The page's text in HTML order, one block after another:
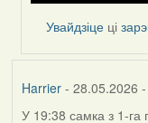
Увайдзіце ці
Harrier- 28.05.2026
У 19:38 самка з 1-га